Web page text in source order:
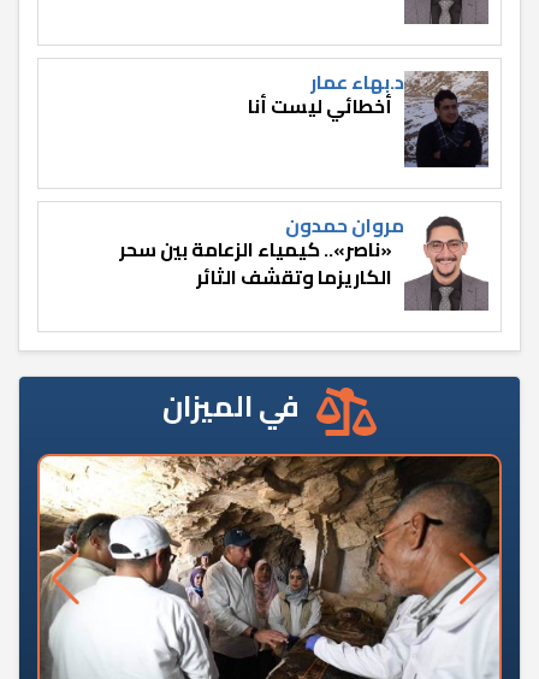
د.بهاء عمار
أخطائي ليست أنا
مروان حمدون
«ناصر».. كيمياء الزعامة بين سحر
الكاريزما وتقشف الثائر
في الميزان